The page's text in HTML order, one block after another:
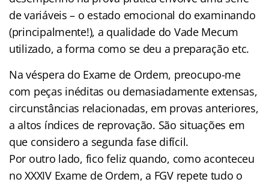
de variáveis – o estado emocional do examinando
(principalmente!), a qualidade do Vade Mecum
utilizado, a forma como se deu a preparação etc.
Na véspera do Exame de Ordem, preocupo-me
com peças inéditas ou demasiadamente extensas,
circunstâncias relacionadas, em provas anteriores,
a altos índices de reprovação. São situações em
que considero a segunda fase difícil.
Por outro lado, fico feliz quando, como aconteceu
no XXXIV Exame de Ordem, a FGV repete tudo o